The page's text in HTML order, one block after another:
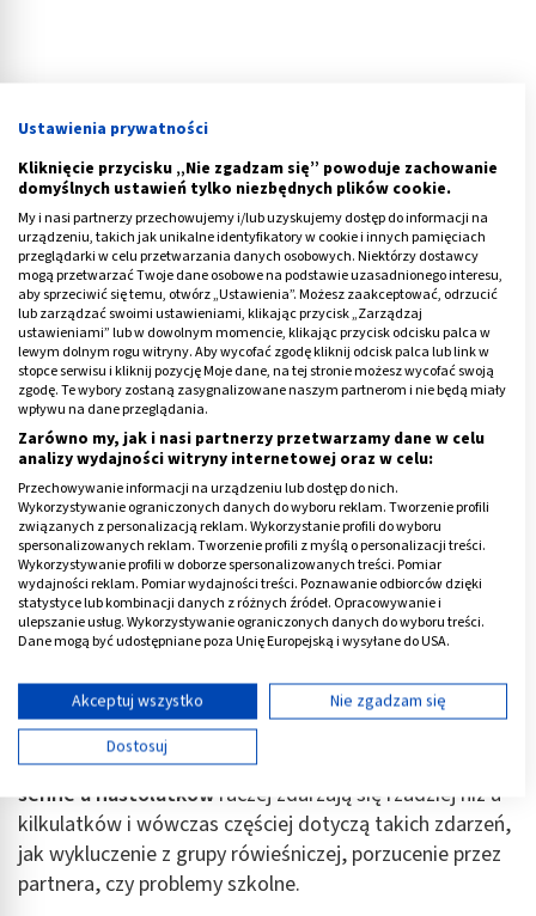
Koszmary senne u dzieci a u dorosłych
Koszmary senne u dzieci zwykle mają podłoże rodzinne.
Maluchy intensywnie przeżywają jakąś familijną
sytuację i przetwarzają ją w różny sposób podczas
spania.Koszmary nocne u dziecinajczęściej mają
związek ze zmianami w ich najbliższym środowisku,
takimi jak np. rozwód rodziców, rozłąka z opiekunem,
śmierć lub odejście któregoś z nich, czy zmiana miejsca
zamieszkania.
Koszmary senne u dziecka, które ukończyło 3. rok
życia mogą być wywołane przez uraz psychiczny albo
stres i stany lękowe, wynikające z przeżycia trudnych
sytuacji domowych.
Maluchy najintensywniej śnią między 3. a 5. rokiem
życia, stąd nie powinny dziwić i martwić epizodycznie
pojawiające się koszmary senne u 3-latka.
U 2-latka bądź np. 8-latka sny zwykle jeszcze lub już
nie są tak obrazowe.Po 9. roku życia częstotliwość
występowania złych snów zwykle maleje.
senne u nastolatków raczej zdarzają się rzadziej niż u
kilkulatków i wówczas częściej dotyczą takich zdarzeń,
jak wykluczenie z grupy rówieśniczej, porzucenie przez
partnera, czy problemy szkolne.
Ustawienia prywatności
Kliknięcie przycisku „Nie zgadzam się” powoduje zachowanie
domyślnych ustawień tylko niezbędnych plików cookie.
My i nasi partnerzy przechowujemy i/lub uzyskujemy dostęp do informacji na
urządzeniu, takich jak unikalne identyfikatory w cookie i innych pamięciach
przeglądarki w celu przetwarzania danych osobowych. Niektórzy dostawcy
mogą przetwarzać Twoje dane osobowe na podstawie uzasadnionego interesu,
aby sprzeciwić się temu, otwórz „Ustawienia”. Możesz zaakceptować, odrzucić
lub zarządzać swoimi ustawieniami, klikając przycisk „Zarządzaj
ustawieniami” lub w dowolnym momencie, klikając przycisk odcisku palca w
lewym dolnym rogu witryny. Aby wycofać zgodę kliknij odcisk palca lub link w
stopce serwisu i kliknij pozycję Moje dane, na tej stronie możesz wycofać swoją
zgodę. Te wybory zostaną zasygnalizowane naszym partnerom i nie będą miały
wpływu na dane przeglądania.
Zarówno my, jak i nasi partnerzy przetwarzamy dane w celu
analizy wydajności witryny internetowej oraz w celu:
Przechowywanie informacji na urządzeniu lub dostęp do nich.
Wykorzystywanie ograniczonych danych do wyboru reklam. Tworzenie profili
związanych z personalizacją reklam. Wykorzystanie profili do wyboru
spersonalizowanych reklam. Tworzenie profili z myślą o personalizacji treści.
Wykorzystywanie profili w doborze spersonalizowanych treści. Pomiar
wydajności reklam. Pomiar wydajności treści. Poznawanie odbiorców dzięki
statystyce lub kombinacji danych z różnych źródeł. Opracowywanie i
ulepszanie usług. Wykorzystywanie ograniczonych danych do wyboru treści.
Dane mogą być udostępniane poza Unię Europejską i wysyłane do USA.
Wyświetl listę partnerów (11 dostawców IAB)
Używamy Twoich danych w następujących celach:
Cele przetwarzania IAB:
Przechowywanie informacji na urządzeniu lub
dostęp do nich
Wykorzystywanie ograniczonych danych do
wyboru reklam
Akceptuj wszystko
Nie zgadzam się
Dostosuj